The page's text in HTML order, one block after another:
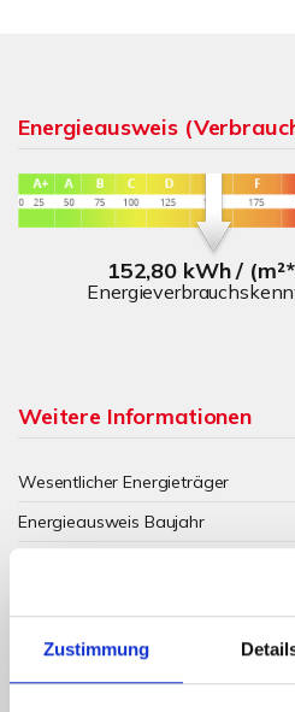
Zustimmung
Energieausweis
152,80 kWh /
Weitere Informationen
Wesentlicher Energieträger
Energieausweis Baujahr
Befeuerung